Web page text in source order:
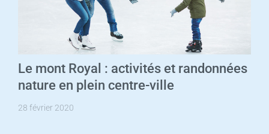
Le mont Royal : activités et randonnées
nature en plein centre-ville
28 février 2020